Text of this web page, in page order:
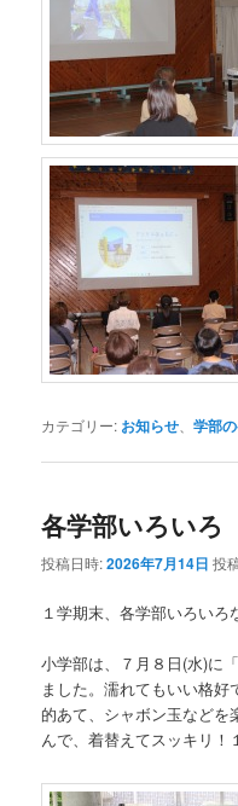
カテゴリー: お知らせ 、学部
各学部いろい
投稿日時:2026年7月14日 投
１学期末、各学部いろいろ
小学部は、７月８日(水)に
ました。濡れてもいい格
的あて、シャボン玉などを
んで、着替えてスッキリ！